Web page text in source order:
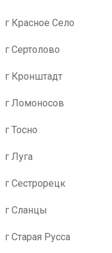
г Красное Село
г Сертолово
г Кронштадт
г Ломоносов
г Тосно
г Луга
г Сестрорецк
г Сланцы
г Старая Русса